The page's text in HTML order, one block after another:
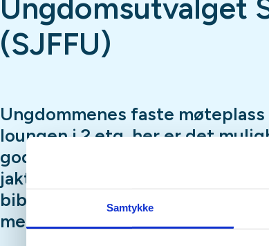
Samtykke
Ungdomsutvalget
(SJFFU)
Ungdommenes faste møteplass
loungen i 2.etg, her er det
god prat i godt selskap,
jaktsimulator, biljard, en tur
bibliotek, Podcast-innspilling
mer